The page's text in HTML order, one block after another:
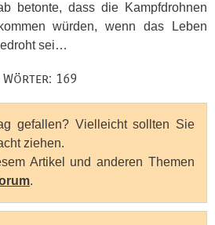
betonte, dass die Kampfdrohnen
würden, wenn das Leben
sei…
169
gefallen? Vielleicht sollten Sie
ziehen.
Artikel und anderen Themen
.